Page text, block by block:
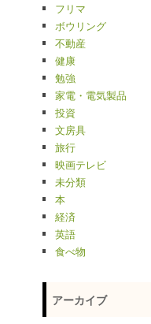
フリマ
ボウリング
不動産
健康
勉強
家電・電気製品
投資
文房具
旅行
映画テレビ
未分類
本
経済
英語
食べ物
アーカイブ